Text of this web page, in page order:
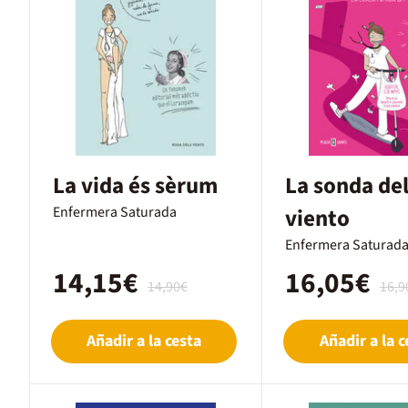
La vida és sèrum
Enfermera Saturada
14,90€
14,15€
Añadir a la cesta
La sonda del
viento
Enfermera Saturada
16,05€
Añadir a la